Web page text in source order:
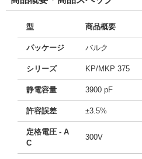
型 商品概要
パッケージ バルク
シリーズ KP/MKP 375
静電容量 3900 pF
許容誤差 ±3.5%
定格電圧 - A
C
300V